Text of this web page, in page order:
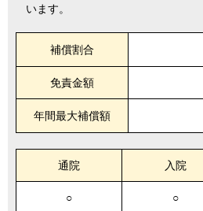
います。
補償割合
免責金額
年間最大補償額
通院 入院
○ ○